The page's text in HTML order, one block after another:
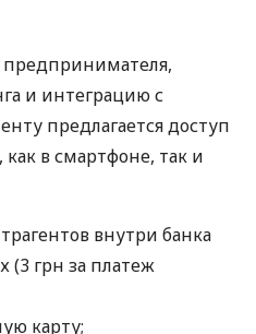
и интеграцию с
предлагается доступ
в смартфоне, так и
внутри банка
(3 грн за платеж
карту;